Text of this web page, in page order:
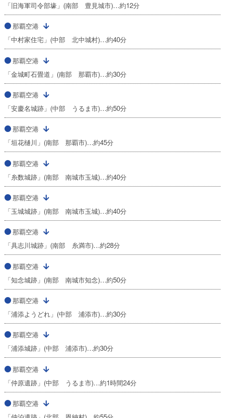
「旧海軍司令部壕」(南部 豊見城市)…約12分
那覇空港
「中村家住宅」(中部 北中城村)…約40分
那覇空港
「金城町石畳道」(南部 那覇市)…約30分
那覇空港
「安慶名城跡」(中部 うるま市)…約50分
那覇空港
「垣花樋川」(南部 那覇市)…約45分
那覇空港
「糸数城跡」(南部 南城市玉城)…約40分
那覇空港
「玉城城跡」(南部 南城市玉城)…約40分
那覇空港
「具志川城跡」(南部 糸満市)…約28分
那覇空港
「知念城跡」(南部 南城市知念)…約50分
那覇空港
「浦添ようどれ」(中部 浦添市)…約30分
那覇空港
「浦添城跡」(中部 浦添市)…約30分
那覇空港
「仲原遺跡」(中部 うるま市)…約1時間24分
那覇空港